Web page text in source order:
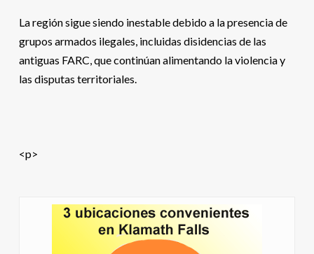
La región sigue siendo inestable debido a la presencia de
grupos armados ilegales, incluidas disidencias de las
antiguas FARC, que continúan alimentando la violencia y
las disputas territoriales.
<p>